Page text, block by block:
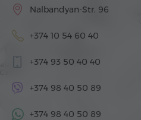
Nalbandyan-Str. 96
+374 10 54 60 40
+374 93 50 40 40
+374 98 40 50 89
+374 98 40 50 89